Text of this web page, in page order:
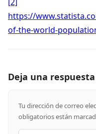
https://
of-the-world-
Deja una respuesta
Tu dirección de correo
obligatorios están